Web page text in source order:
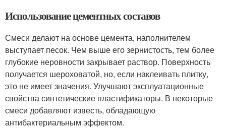
Использование цементных составов
Смеси делают на основе цемента, наполнителем
выступает песок. Чем выше его зернистость, тем более
глубокие неровности закрывает раствор. Поверхность
получается шероховатой, но, если наклеивать плитку,
это не имеет значения. Улучшают эксплуатационные
свойства синтетические пластификаторы. В некоторые
смеси добавляют известь, обладающую
антибактериальным эффектом.